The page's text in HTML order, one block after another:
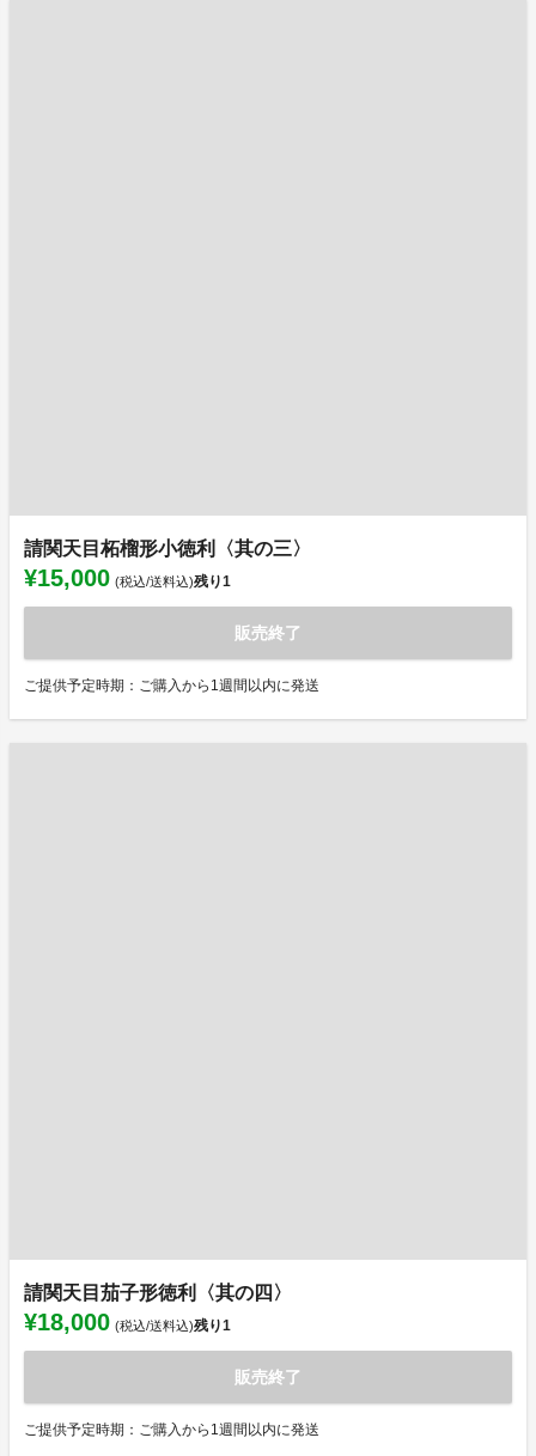
請関天目柘榴形小徳利〈其の三〉
¥15,000 (税込/送料込)残り1
販売終了
ご提供予定時期：ご購入から1週間以内に発送
請関天目茄子形徳利〈其の四〉
¥18,000 (税込/送料込)残り1
販売終了
ご提供予定時期：ご購入から1週間以内に発送